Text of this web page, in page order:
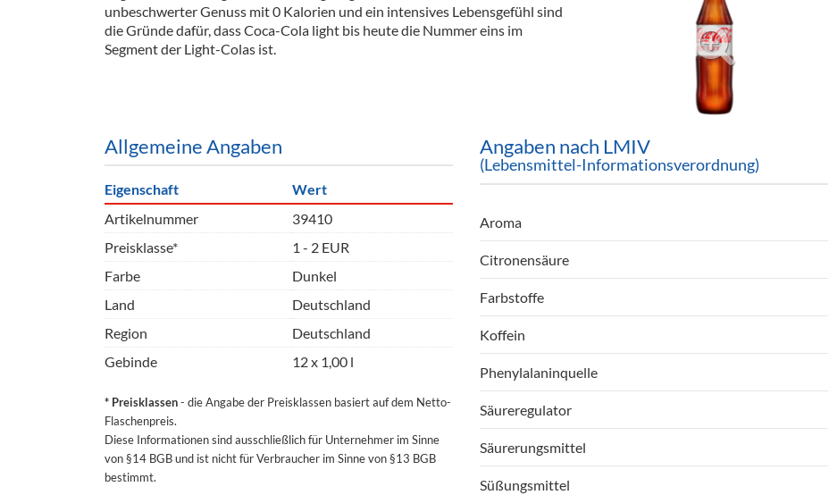
Barzubehör
Ausschankwagen
Theken + Zubehör
unbeschwerter Genuss mit 0 Kalorien und ein intensives Lebensgefühl sind
die Gründe dafür, dassCoca-Cola light bis heute die Nummer eins im
Segment der Light-Colas ist.
Allgemeine Angaben
Eigenschaft
Wert
Artikelnummer
39410
Preisklasse*
1 - 2 EUR
Farbe
Dunkel
Land
Deutschland
Region
Deutschland
Gebinde
12 x 1,00 l
* Preisklassen- die Angabe der Preisklassen basiert auf dem Netto-
Flaschenpreis.
Diese Informationen sind ausschließlich für Unternehmer im Sinne
von §14 BGB und ist nicht für Verbraucher im Sinne von §13 BGB
bestimmt.
Angaben nach LMIV
(Lebensmittel-Informationsverordnung)
Aroma
Citronensäure
Farbstoffe
Koffein
Phenylalaninquelle
Säureregulator
Säurerungsmittel
Süßungsmittel